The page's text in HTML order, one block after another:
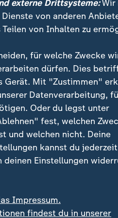
für den
Infografiken
hier klicken, werden die
an externe Server von
Datawrapper können Sie
Ihre künftigen Besuche
Datenschutzeinstellungen
News“ jederzeit
Datenschutzeinstellungen anpassen
externe Drittsysteme:Wir
von anderen
von Inhalten zu
für welche Zwecke
dürfen. Dies
Gerät. Mit "Zustimmen"
Datenverarbeitung,
Oder du legst unter
fest, welchen
und welchen nicht. Deine
kannst du
deinen Einstellungen
Impressum.
findest du in unserer